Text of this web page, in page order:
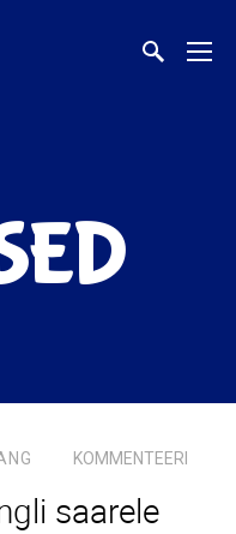
KOMMENTEERI
saarele